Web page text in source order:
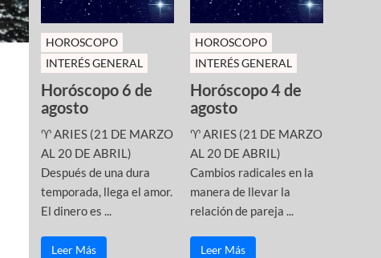
HOROSCOPO
INTERÉS GENERAL
Horóscopo 6 de
agosto
♈ ARIES (21 DE MARZO
AL 20 DE ABRIL)
Después de una dura
temporada, llega el amor.
El dinero es ...
Leer Más
HOROSCOPO
INTERÉS GENERAL
Horóscopo 4 de
agosto
♈ ARIES (21 DE MARZO
AL 20 DE ABRIL)
Cambios radicales en la
manera de llevar la
relación de pareja ...
Leer Más